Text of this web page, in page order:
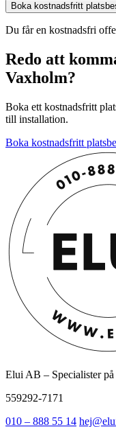
Boka kostnadsfritt
Du får en kostnadsfri
Redo att
Vaxholm?
Boka ett kostnadsfritt
till installation.
Boka kostnadsfritt
Elui AB – Specialister
559292-7171
010 – 888 55 14